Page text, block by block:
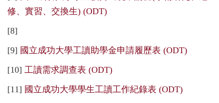
修、實習、交換生) (ODT)
[8]
[9] 國立成功大學工讀助學金申請履歷表 (ODT)
[10] 工讀需求調查表 (ODT)
[11] 國立成功大學學生工讀工作紀錄表 (ODT)